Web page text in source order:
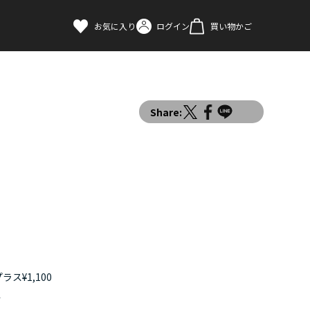
お気に入り ログイン 買い物かご
Share:
ス¥1,100